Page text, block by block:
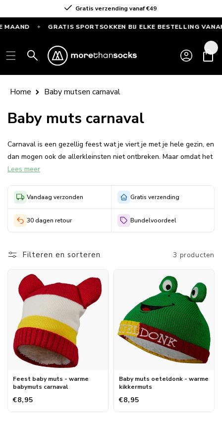
content
Gratis verzending vanaf €49
✦ GRATIS SPORTSOKKEN BIJ ELKE BESTELLING VANAF
SPORTSOKKEN
bij
elke
bestelling
€55
Inloggen
Home Baby mutsen carnaval
Baby muts carnaval
Carnaval is een gezellig feest wat je viert je met je hele gezin, en
dan mogen ook de allerkleinsten niet ontbreken. Maar omdat het
in februari nog best koud buiten is wil je natuurlijk niet dat je
bekijken.
Ben je daarom op zoek naar goedkope baby carnavalskleding die
je kleintje lekker warm kunnen houden dan kun je bij
kun je bijvoorbeeld een warme baby muts bestellen voor
Lees meer
Vandaag verzonden Gratis verzending
30 dagen retour Bundelvoordeel
Filteren en sorteren 3 producten
Feest baby muts - warme
babymuts carnaval
€8,95
Baby muts oeteldonk - warme
kikkermuts
€8,95